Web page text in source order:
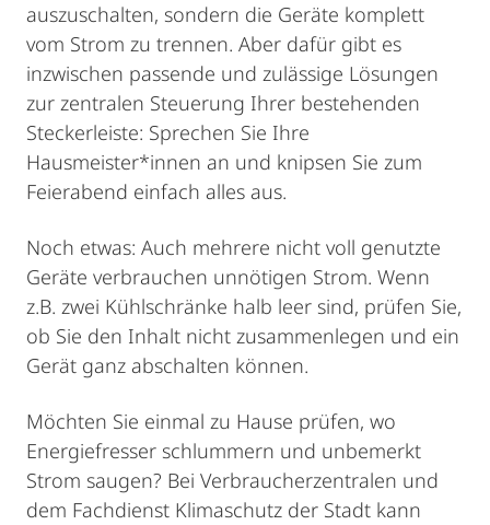
auszuschalten, sondern die Geräte komplett
vom Strom zu trennen. Aber dafür gibt es
inzwischen passende und zulässige Lösungen
zur zentralen Steuerung Ihrer bestehenden
Steckerleiste: Sprechen Sie Ihre
Hausmeister*innen an und knipsen Sie zum
Feierabend einfach alles aus.
Noch etwas: Auch mehrere nicht voll genutzte
Geräte verbrauchen unnötigen Strom. Wenn
z.B. zwei Kühlschränke halb leer sind, prüfen Sie,
ob Sie den Inhalt nicht zusammenlegen und ein
Gerät ganz abschalten können.
Möchten Sie einmal zu Hause prüfen, wo
Energiefresser schlummern und unbemerkt
Strom saugen? Bei Verbraucherzentralen und
dem Fachdienst Klimaschutz der Stadt kann